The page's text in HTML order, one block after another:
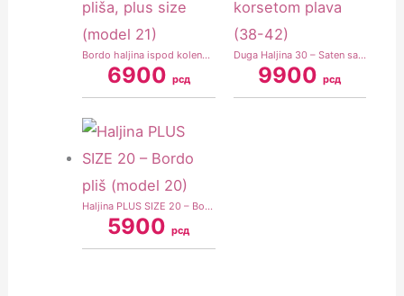
Bordo haljina ispod kolena od pliša, plus size (model 21)
6900 рсд
Duga Haljina 30 – Saten sa korsetom plava (38-42)
9900рсд
Haljina PLUS SIZE 20 – Bordo pliš (model 20)
5900рсд